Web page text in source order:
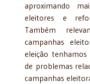
aproximando
eleitores e
Também
campanhas
eleição
de problemas
campanhas